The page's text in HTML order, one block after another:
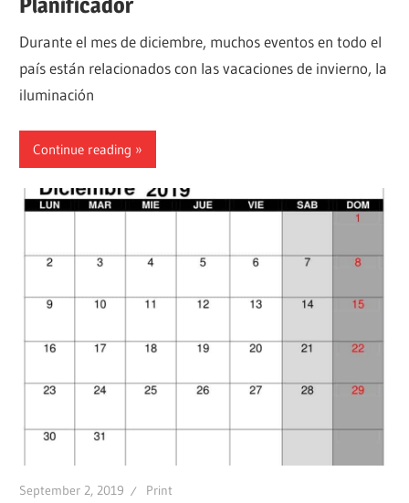
Durante el mes de diciembre, muchos eventos en todo el
país están relacionados con las vacaciones de invierno, la
iluminación
Continue reading
September 2, 2019 Print